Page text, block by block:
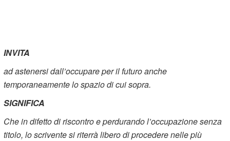
INVITA
ad astenersi dall’occupare per il futuro anche
temporaneamente lo spazio di cui sopra.
SIGNIFICA
Che in difetto di riscontro e perdurando l’occupazione senza
titolo, lo scrivente si riterrà libero di procedere nelle più